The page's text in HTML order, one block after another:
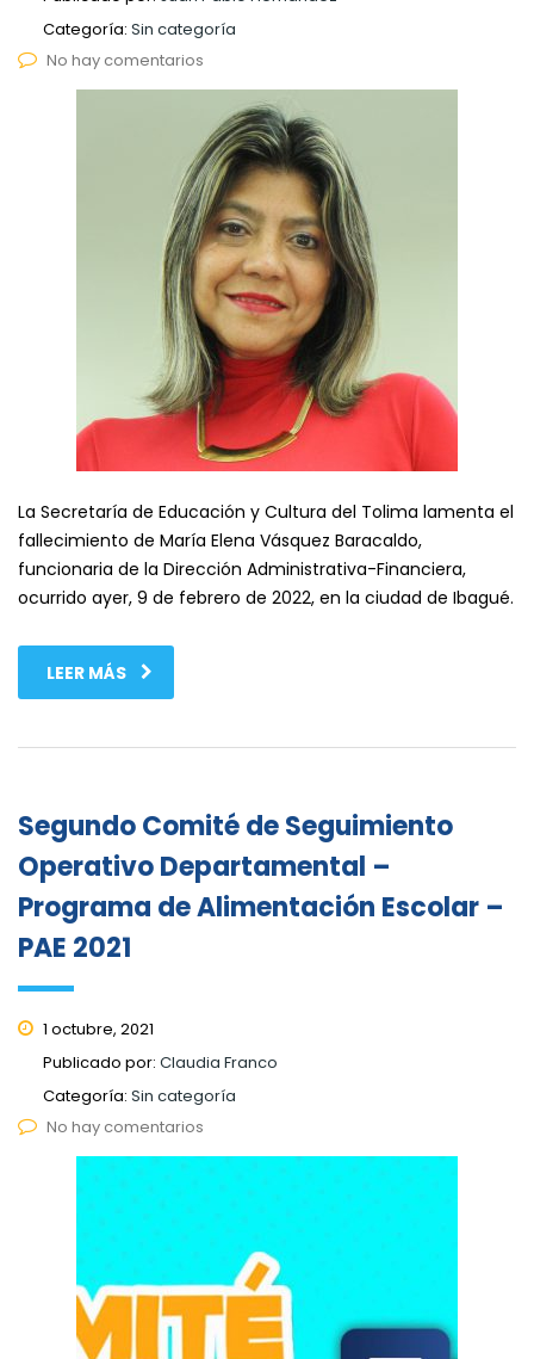
Categoría: Sin categoría
No hay comentarios
La Secretaría de Educación y Cultura del Tolima lamenta el
fallecimiento de María Elena Vásquez Baracaldo,
funcionaria de la Dirección Administrativa-Financiera,
ocurrido ayer, 9 de febrero de 2022, en la ciudad de Ibagué.
LEER MÁS
Segundo Comité de Seguimiento
Operativo Departamental –
Programa de Alimentación Escolar –
PAE 2021
1 octubre, 2021
Publicado por: Claudia Franco
Categoría: Sin categoría
No hay comentarios